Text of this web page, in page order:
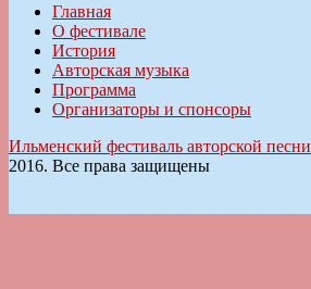
Главная
О фестивале
История
Авторская музыка
Программа
Организаторы и спонсоры
Ильменский фестиваль авторской песни
2016. Все права защищены